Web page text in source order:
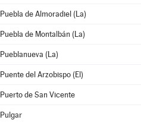
Puebla de Almoradiel (La)
Puebla de Montalbán (La)
Pueblanueva (La)
Puente del Arzobispo (El)
Puerto de San Vicente
Pulgar